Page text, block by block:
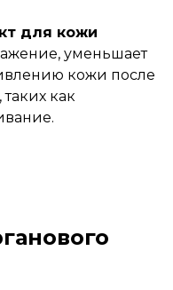
для кожи
уменьшает
кожи после
как